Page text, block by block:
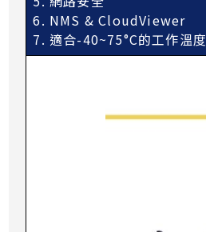
6. NMS & CloudViewer
7. 適合-40~75°C的工作溫度